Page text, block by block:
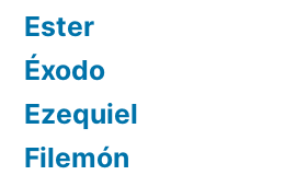
Ester
Éxodo
Ezequiel
Filemón